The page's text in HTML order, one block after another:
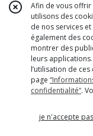
Afin de vous offrir
utilisons des
de nos services
également des
montrer des
leurs applications.
l’utilisation de
page
confidentialité“.
je n'accepte pas